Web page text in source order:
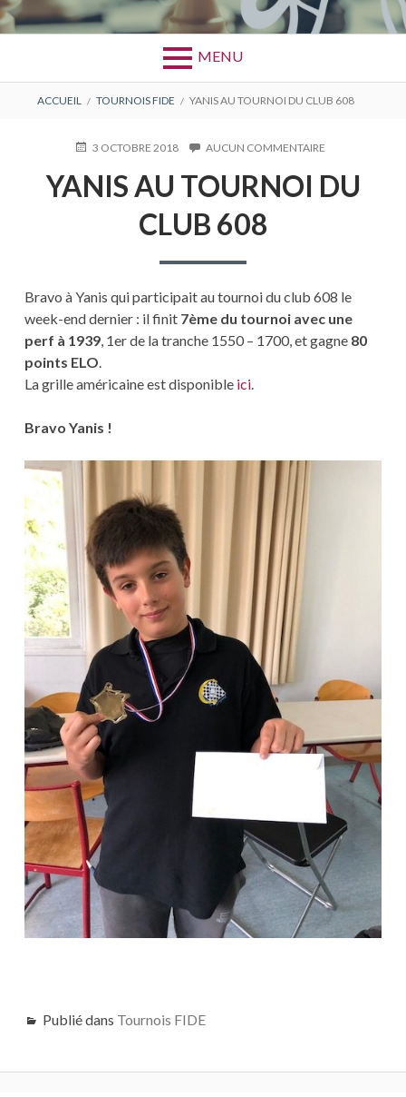
MENU
FIL
D'ARIANE
ACCUEIL TOURNOIS FIDE YANIS AU TOURNOI DU CLUB 608
PUBLIÉ3 OCTOBRE 2018 AUCUN COMMENTAIRE
AU
TOURNOI
YANIS AU TOURNOI DU
CLUB 608
Bravo à Yanis qui participait au tournoi du club 608 le
week-end dernier : il finit 7ème du tournoi avec une
perf à 1939, 1er de la tranche 1550 – 1700, et gagne 80
points ELO.
La grille américaine est disponible ici.
Bravo Yanis !
Publié dans Tournois FIDE